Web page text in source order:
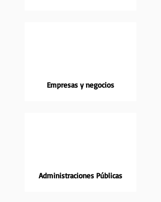
Empresas y negocios
Administraciones Públicas